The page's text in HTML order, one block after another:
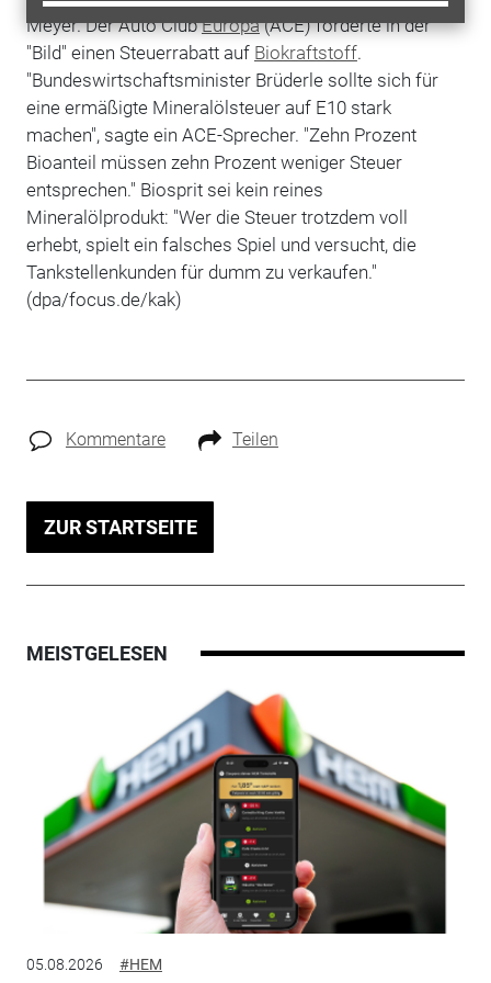
Meyer. Der Auto ClubEuropa(ACE) forderte in der
"Bild" einen Steuerrabatt auf Biokraftstoff.
"Bundeswirtschaftsminister Brüderle sollte sich für
eine ermäßigte Mineralölsteuer auf E10 stark
machen", sagte ein ACE-Sprecher. "Zehn Prozent
Bioanteil müssen zehn Prozent weniger Steuer
entsprechen." Biosprit sei kein reines
Mineralölprodukt: "Wer die Steuer trotzdem voll
erhebt, spielt ein falsches Spiel und versucht, die
Tankstellenkunden für dumm zu verkaufen."
(dpa/focus.de/kak)
Kommentare Teilen
ZUR STARTSEITE
MEISTGELESEN
05.08.2026 #HEM